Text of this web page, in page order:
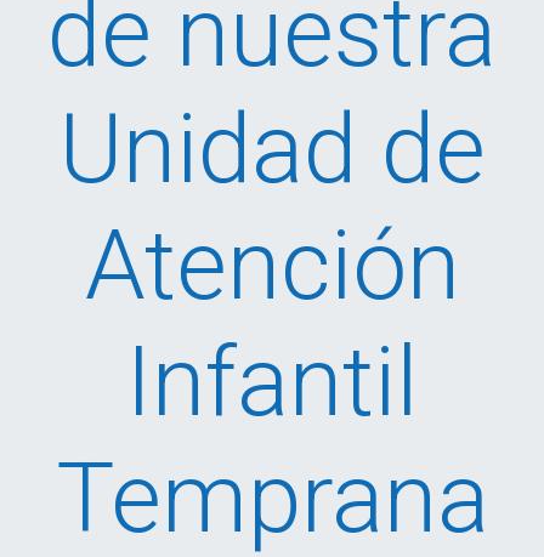
de nuestra
Unidad de
Atención
Infantil
Temprana